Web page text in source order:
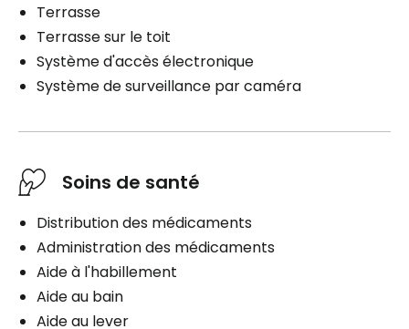
Terrasse
Terrasse sur le toit
Système d'accès électronique
Système de surveillance par caméra
Soins de santé
Distribution des médicaments
Administration des médicaments
Aide à l'habillement
Aide au bain
Aide au lever